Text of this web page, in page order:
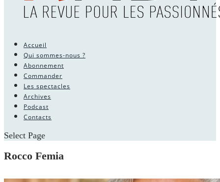
Accueil
Qui sommes-nous ?
Abonnement
Commander
Les spectacles
Archives
Podcast
Contacts
Select Page
Rocco Femia